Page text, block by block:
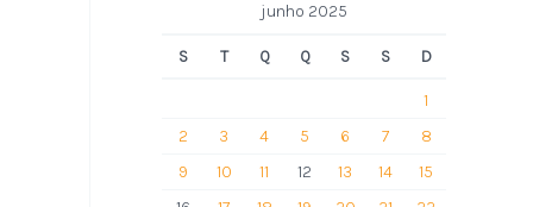
junho 2025
S T Q Q S S D
1
2
3 4 5 6 7
8
9
10 11 12 13 14
15